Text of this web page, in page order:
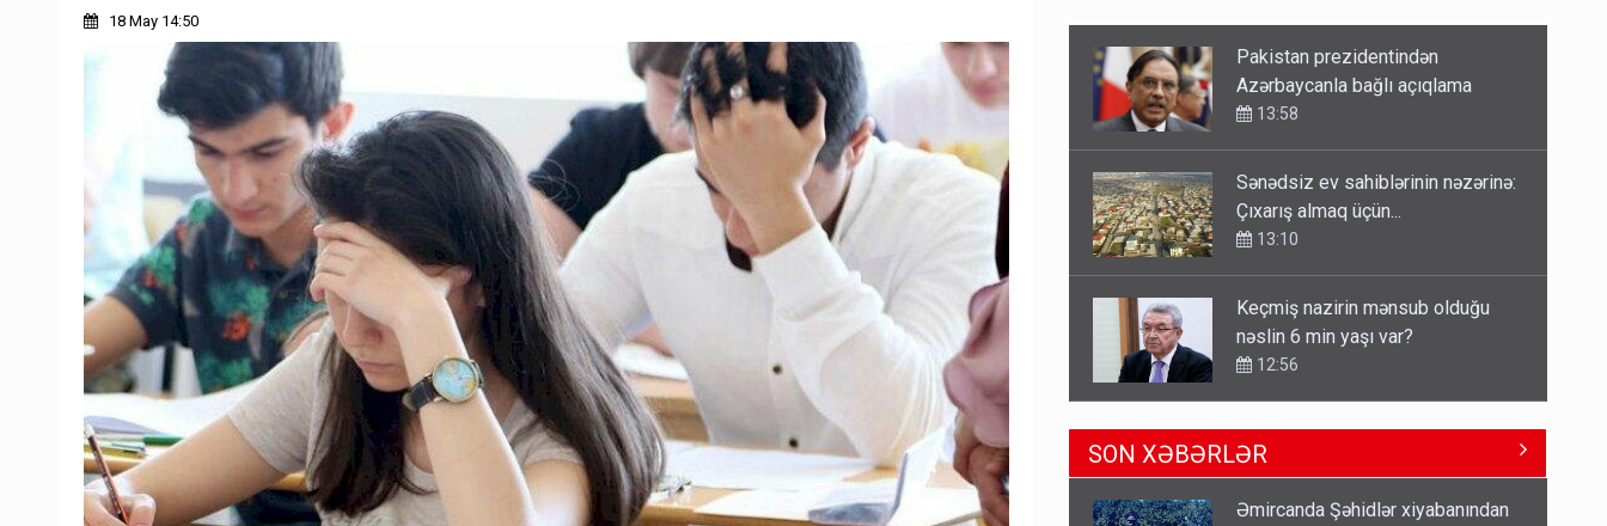
18 May 14:50
Sənədsiz ev sahiblərinin nəzərinə:
Çıxarış almaq üçün...
13:10
Keçmiş nazirin mənsub olduğu
nəslin 6 min yaşı var?
12:56
Britaniya Səfirliyi Vaşinqton
razılaşmasının ildönümü ilə bağlı
bəyanat yaydı
Paşinyan Əliyevə zəng
16:18
SON XƏBƏRLƏR
Əmircanda Şəhidlər xiyabanından